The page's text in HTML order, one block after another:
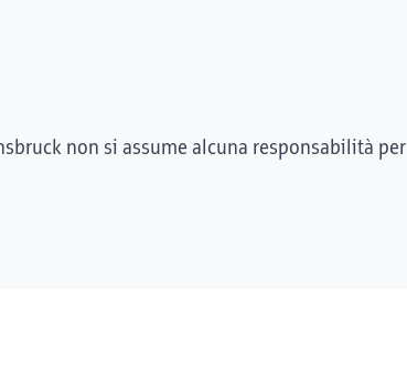
non si assume alcuna responsabilità per